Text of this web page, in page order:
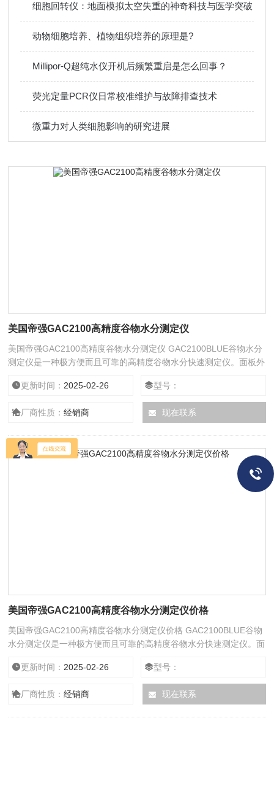
细胞回转仪：地面模拟太空失重的神奇科技与医学突破
动物细胞培养、植物组织培养的原理是?
Millipor-Q超纯水仪开机后频繁重启是怎么回事？
荧光定量PCR仪日常校准维护与故障排查技术
微重力对人类细胞影响的研究进展
美国帝强GAC2100高精度谷物水分测定仪
美国帝强GAC2100高精度谷物水分测定仪 GAC2100BLUE谷物水分
测定仪是一种极方便而且可靠的高精度谷物水分快速测定仪。面板外
物样品的水分，样品温度和容重。但它的精确度远远高于便携式谷物
分析仪。 GAC2100BLUE测试的水分结果与烘箱法测定结果的误差
不超过±0.2%，并且GAC2100BLUE还可以测试颗
更新时间： 2025-02-26 型号：
厂商性质：经销商 现在联系
美国帝强GAC2100高精度谷物水分测定仪价格
美国帝强GAC2100高精度谷物水分测定仪价格 GAC2100BLUE谷物
水分测定仪是一种极方便而且可靠的高精度谷物水分快速测定仪。面
出谷物样品的水分，样品温度和容重。但它的精确度远远高于便携式
更新时间： 2025-02-26 型号：
厂商性质：经销商 现在联系